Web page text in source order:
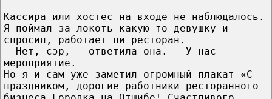
Кассира или хостес на входе не наблюдалось.
Я поймал за локоть какую-то девушку и
спросил, работает ли ресторан.
– Нет, сэр, – ответила она. – У нас
мероприятие.
Но я и сам уже заметил огромный плакат «С
праздником, дорогие работники ресторанного